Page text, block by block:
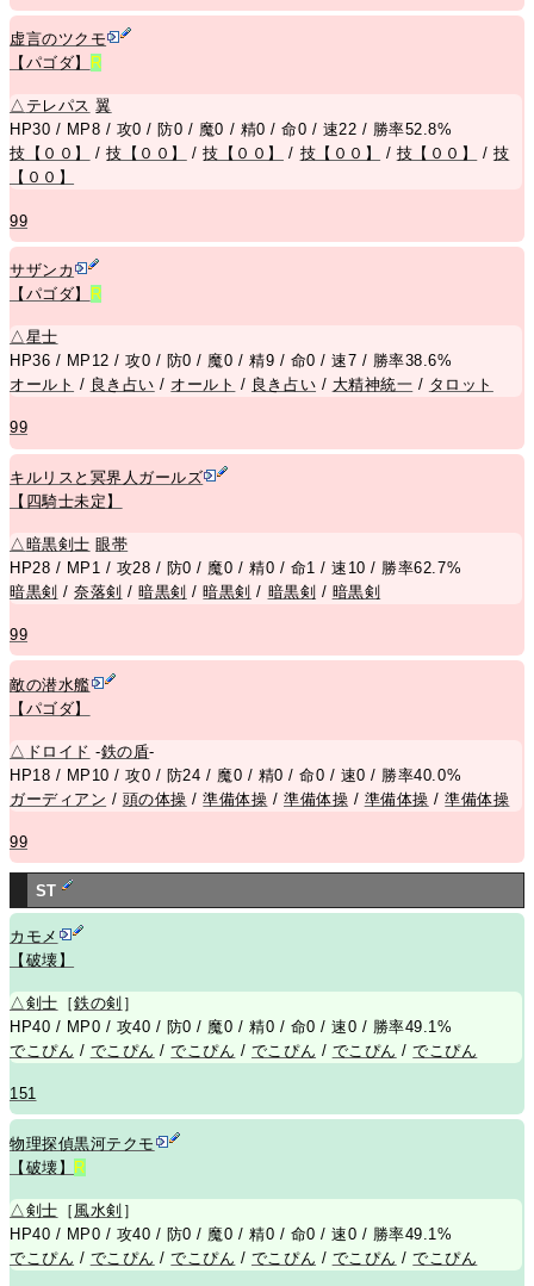
虚言のツクモ
【パゴダ】
R
△ テレパス 翼
HP30 / MP8 / 攻0 / 防0 / 魔0 / 精0 / 命0 / 速22 / 勝率52.8%
技【００】
/技【００】 /技【００】 / 技【００】 / 技【００】 / 技
【００】
99
サザンカ
【パゴダ】
R
△星士
HP36 / MP12 / 攻0 / 防0 / 魔0 / 精9 / 命0 / 速7 / 勝率38.6%
オールト / 良き占い / オールト / 良き占い / 大精神統一 / タロット
99
キルリスと冥界人ガールズ
【四騎士未定】
△暗黒剣士 眼帯
HP28 / MP1 / 攻28 / 防0 / 魔0 / 精0 / 命1 / 速10 / 勝率62.7%
暗黒剣 /奈落剣 /暗黒剣 /暗黒剣 / 暗黒剣 / 暗黒剣
99
敵の潜水艦
【パゴダ】
△ ドロイド -鉄の盾-
HP18 / MP10 / 攻0 / 防24 / 魔0 / 精0 / 命0 / 速0 / 勝率40.0%
ガーディアン / 頭の体操 /準備体操 / 準備体操 / 準備体操 /準備体操
99
ST
カモメ
【破壊】
△剣士 ［鉄の剣 ］
HP40 / MP0 / 攻40 / 防0 / 魔0 / 精0 / 命0 / 速0 / 勝率49.1%
でこぴん / でこぴん /でこぴん / でこぴん / でこぴん /でこぴん
151
物理探偵黒河テクモ
【破壊】
R
△剣士 ［ 風水剣 ］
HP40 / MP0 / 攻40 / 防0 / 魔0 / 精0 / 命0 / 速0 / 勝率49.1%
でこぴん / でこぴん /でこぴん / でこぴん / でこぴん /でこぴん